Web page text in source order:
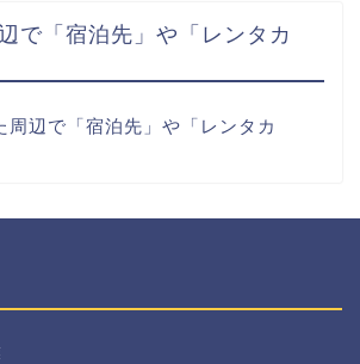
で「宿泊先」や「レンタカ
周辺で「宿泊先」や「レンタカ